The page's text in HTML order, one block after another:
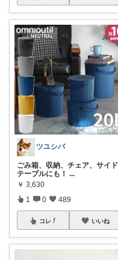
ツユシバ
ごみ箱、収納、チェア、サイド
テーブルにも！ ...
￥ 3,630
1 0 489
コレ いいね